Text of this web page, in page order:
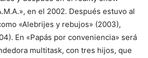
en el 2002. Después estuvo al
«Alebrijes y rebujos» (2003),
En «Papás por conveniencia» será
multitask, con tres hijos, que